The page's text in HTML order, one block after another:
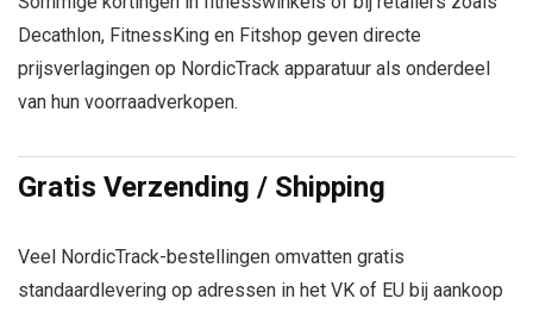
Decathlon, FitnessKing en Fitshop geven directe
prijsverlagingen op NordicTrack apparatuur als onderdeel
van hun voorraadverkopen.
Gratis Verzending / Shipping
Veel NordicTrack-bestellingen omvatten gratis
standaardlevering op adressen in het VK of EU bij aankoop